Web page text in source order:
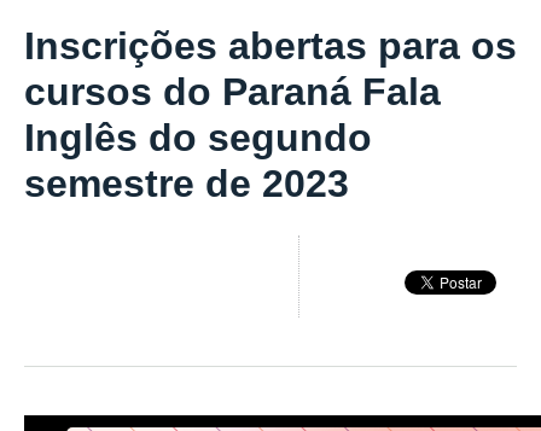
Inscrições abertas para os
cursos do Paraná Fala
Inglês do segundo
semestre de 2023